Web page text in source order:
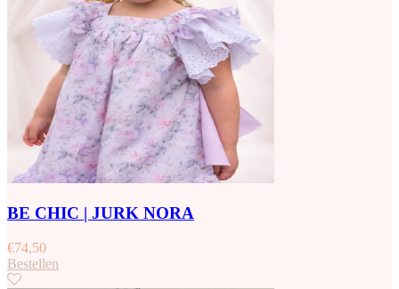
BE CHIC | JURK NORA
€74,50
Bestellen